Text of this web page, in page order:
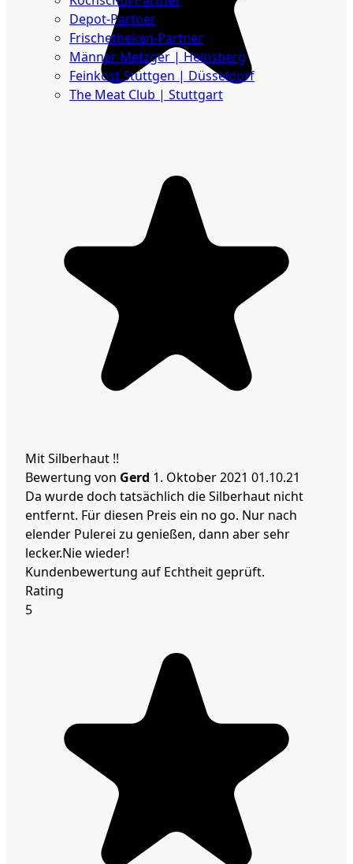
Depot-Partner
Frischetheken-Partner
Männer Metzger | Heinsberg
Feinkost Stüttgen | Düsseldorf
The Meat Club | Stuttgart
Mit Silberhaut !!
Bewertung von Gerd 1. Oktober 2021 01.10.21
Da wurde doch tatsächlich die Silberhaut nicht
entfernt. Für diesen Preis ein no go. Nur nach
elender Pulerei zu genießen, dann aber sehr
lecker.Nie wieder!
Kundenbewertung auf Echtheit geprüft.
Rating
5